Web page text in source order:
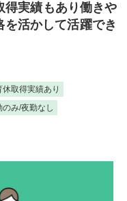
得実績もあり働きや
活かして活躍でき
休取得実績あり
のみ/夜勤なし